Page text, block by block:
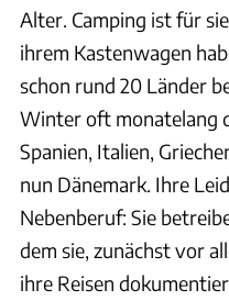
Alter. Camping ist für
ihrem Kastenwagen
schon rund 20 Länder
Winter oft monatelang
Spanien, Italien,
nun Dänemark. Ihre
Nebenberuf: Sie
dem sie, zunächst vor
ihre Reisen